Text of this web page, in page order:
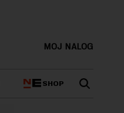
MOJ NALOG
SHOP